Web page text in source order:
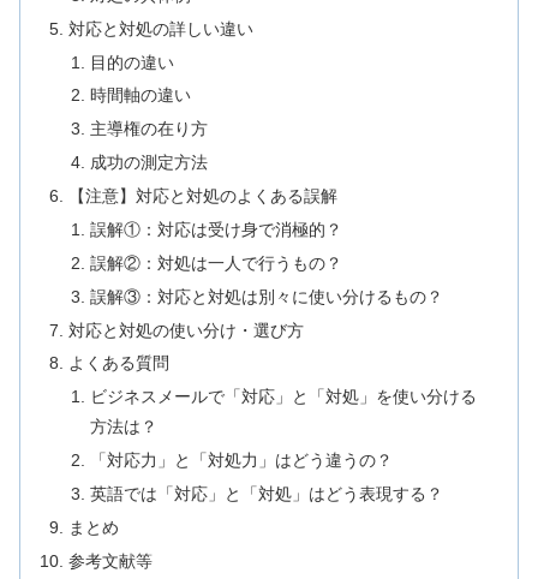
対応と対処の詳しい違い
目的の違い
時間軸の違い
主導権の在り方
成功の測定方法
【注意】対応と対処のよくある誤解
誤解①：対応は受け身で消極的？
誤解②：対処は一人で行うもの？
誤解③：対応と対処は別々に使い分けるもの？
対応と対処の使い分け・選び方
よくある質問
ビジネスメールで「対応」と「対処」を使い分ける
方法は？
「対応力」と「対処力」はどう違うの？
英語では「対応」と「対処」はどう表現する？
まとめ
参考文献等